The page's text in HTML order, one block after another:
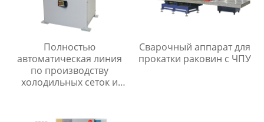
Полностью
автоматическая линия
по производству
холодильных сеток и
Сварочный аппарат для
прокатки раковин с ЧПУ